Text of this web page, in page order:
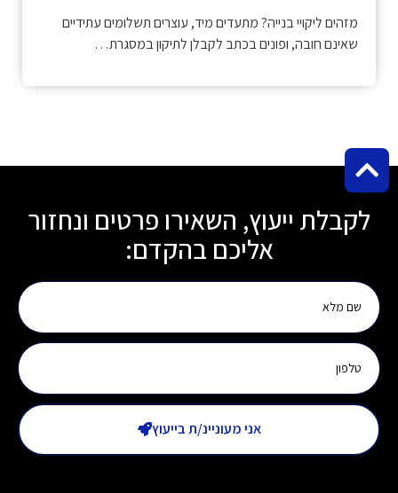
מזהים ליקויי בנייה? מתעדים מיד, עוצרים תשלומים עתידיים
שאינם חובה, ופונים בכתב לקבלן לתיקון במסגרת…
לקבלת ייעוץ, השאירו פרטים ונחזור
אליכם בהקדם:
אני מעוניינ/ת בייעוץ